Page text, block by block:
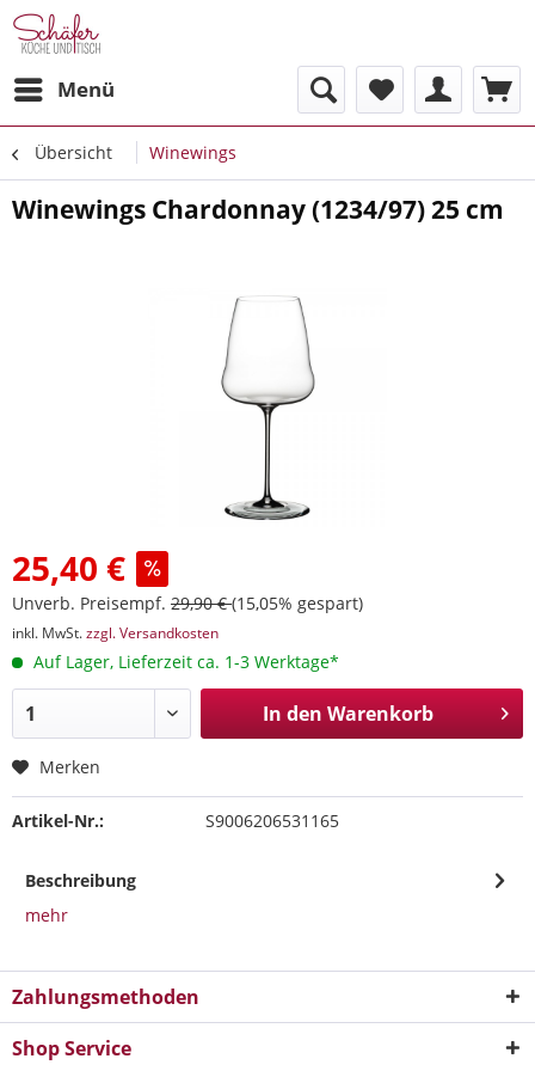
Menü
Übersicht Winewings
Winewings Chardonnay (1234/97) 25 cm
25,40 €
Unverb. Preisempf. 29,90 €(15,05% gespart)
inkl. MwSt.zzgl. Versandkosten
Auf Lager, Lieferzeit ca. 1-3 Werktage*
In den Warenkorb
Merken
Artikel-Nr.: S9006206531165
Beschreibung
mehr
Zahlungsmethoden
Shop Service